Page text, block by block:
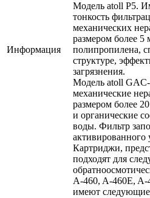
Информация
Модель atoll Р5.
тонкость
механических
размером более
полипропилена,
структуре,
загрязнения.
Модель atoll
механические
размером более
и органические
воды. Фильтр
активированного
Картриджи,
подходят для
A-460, A-460E,
имеют